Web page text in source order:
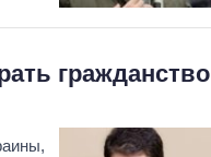
гражданство